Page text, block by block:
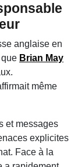
anglaise en
Brian May
même
et messages
explicites
Face à la